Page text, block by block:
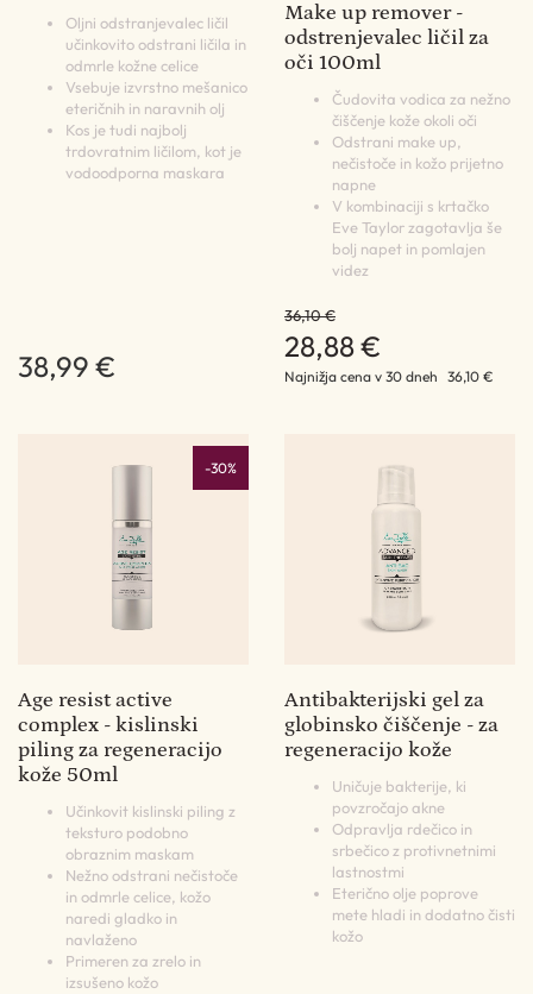
Oljni odstranjevalec ličil
učinkovito odstrani ličila in
odmrle kožne celice
Vsebuje izvrstno mešanico
eteričnih in naravnih olj
Kos je tudi najbolj
trdovratnim ličilom, kot je
vodoodporna maskara
38,99 €
Make up remover -
odstrenjevalec ličil za
oči 100ml
Čudovita vodica za nežno
čiščenje kože okoli oči
Odstrani make up,
nečistoče in kožo prijetno
napne
V kombinaciji s krtačko
Eve Taylor zagotavlja še
bolj napet in pomlajen
videz
36,10 €
28,88 €
Najnižja cena v 30 dneh 36,10 €
-30%
Age resist active
complex - kislinski
piling za regeneracijo
kože 50ml
Učinkovit kislinski piling z
teksturo podobno
obraznim maskam
Nežno odstrani nečistoče
in odmrle celice, kožo
naredi gladko in
navlaženo
Primeren za zrelo in
izsušeno kožo
Antibakterijski gel za
globinsko čiščenje - za
regeneracijo kože
Uničuje bakterije, ki
povzročajo akne
Odpravlja rdečico in
srbečico z protivnetnimi
lastnostmi
Eterično olje poprove
mete hladi in dodatno čisti
kožo